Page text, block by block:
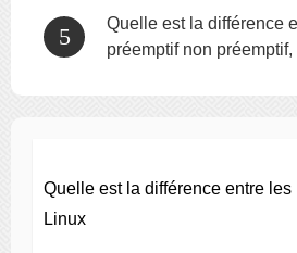
Quelle est la différence
préemptif non
Quelle est la différence entre
Linux